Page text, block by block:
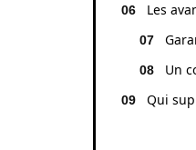
Les
Un
Qui